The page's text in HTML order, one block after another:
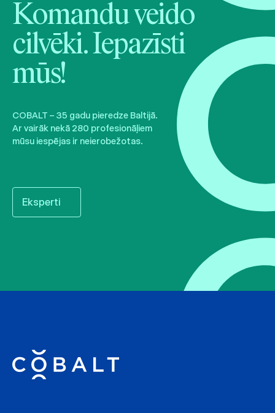
Komandu veido
cilvēki. Iepazīsti
mūs!
COBALT – 35 gadu pieredze Baltijā.
Ar vairāk nekā 280 profesionāļiem
mūsu iespējas ir neierobežotas.
Eksperti